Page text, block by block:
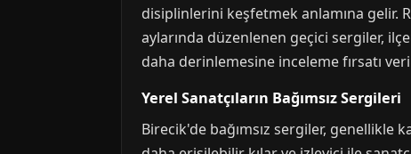
disiplinlerini keşfetmek anlamına gelir.
aylarında düzenlenen geçici sergiler,
daha derinlemesine inceleme fırsatı
Yerel Sanatçıların Bağımsız Sergileri
Birecik'de bağımsız sergiler, genellikle